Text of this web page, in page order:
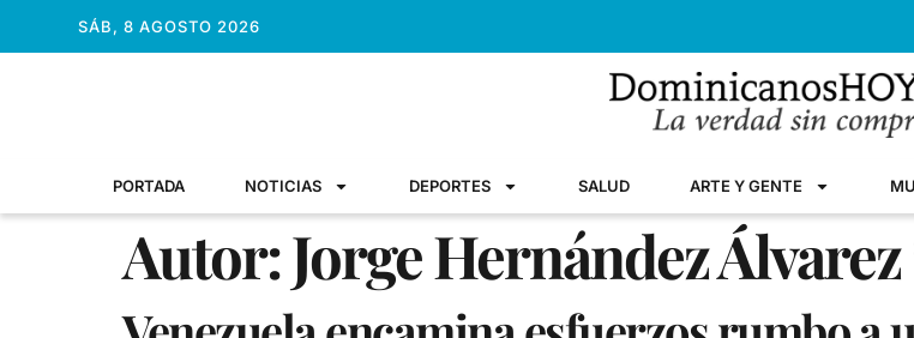
SÁB, 8 AGOSTO 2026
PORTADA NOTICIAS DEPORTES SALUD ARTE Y GENTE
Autor:Jorge Hernández